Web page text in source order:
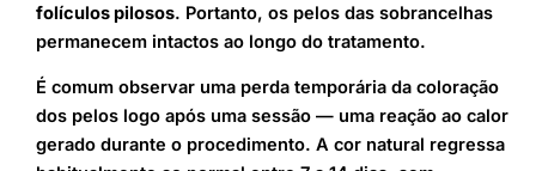
folículos pilosos. Portanto, os pelos das sobrancelhas
permanecem intactos ao longo do tratamento.
É comum observar uma perda temporária da coloração
dos pelos logo após uma sessão — uma reação ao calor
gerado durante o procedimento. A cor natural regressa